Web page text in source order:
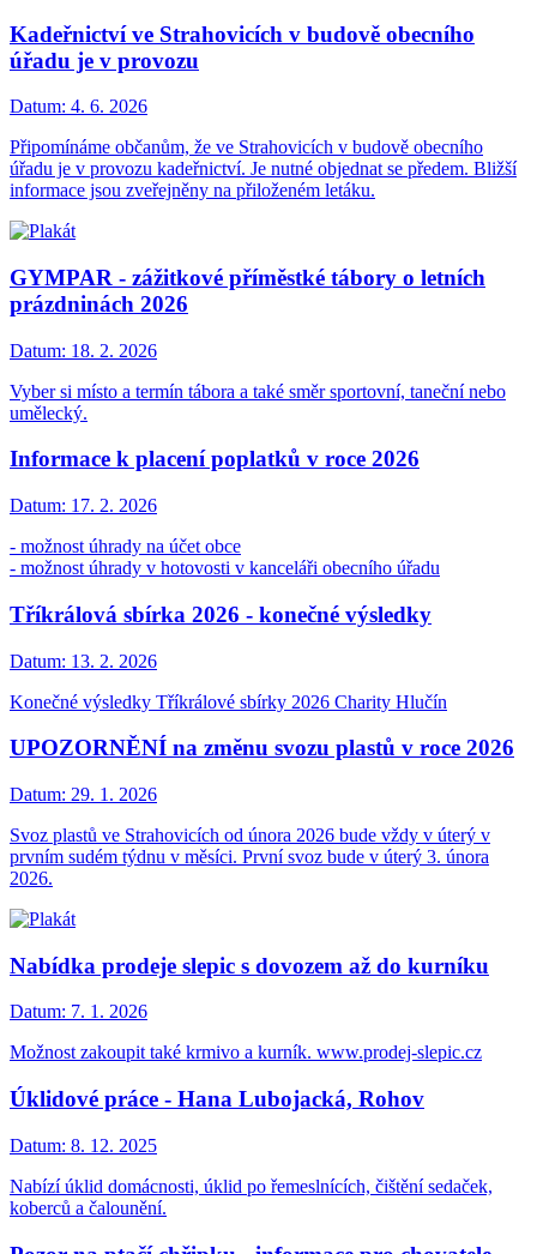
Kadeřnictví ve Strahovicích v budově obecního
úřadu je v provozu
Datum: 4. 6. 2026
Připomínáme občanům, že ve Strahovicích v budově obecního
úřadu je v provozu kadeřnictví. Je nutné objednat se předem. Bližší
informace jsou zveřejněny na přiloženém letáku.
GYMPAR - zážitkové příměstké tábory o letních
prázdninách 2026
Datum: 18. 2. 2026
Vyber si místo a termín tábora a také směr sportovní, taneční nebo
umělecký.
Informace k placení poplatků v roce 2026
Datum: 17. 2. 2026
- možnost úhrady na účet obce
- možnost úhrady v hotovosti v kanceláři obecního úřadu
Tříkrálová sbírka 2026 - konečné výsledky
Datum: 13. 2. 2026
Konečné výsledky Tříkrálové sbírky 2026 Charity Hlučín
UPOZORNĚNÍ na změnu svozu plastů v roce 2026
Datum: 29. 1. 2026
Svoz plastů ve Strahovicích od února 2026 bude vždy v úterý v
prvním sudém týdnu v měsíci. První svoz bude v úterý 3. února
2026.
Nabídka prodeje slepic s dovozem až do kurníku
Datum: 7. 1. 2026
Možnost zakoupit také krmivo a kurník. www.prodej-slepic.cz
Úklidové práce - Hana Lubojacká, Rohov
Datum: 8. 12. 2025
Nabízí úklid domácnosti, úklid po řemeslnících, čištění sedaček,
koberců a čalounění.